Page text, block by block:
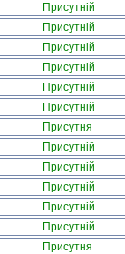
Присутній
Присутній
Присутній
Присутній
Присутній
Присутній
Присутня
Присутній
Присутній
Присутній
Присутній
Присутній
Присутня